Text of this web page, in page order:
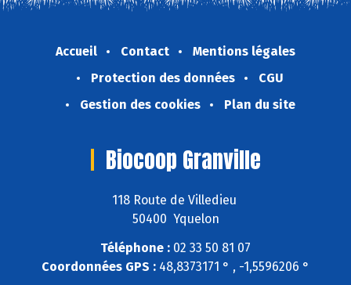
Accueil Contact
Mentions légales
Protection des données
CGU
Gestion des cookies
Plan du site
Biocoop Granville
118 Route de Villedieu
50400 Yquelon
Téléphone : 02 33 50 81 07
Coordonnées GPS : 48,8373171 ° , -1,5596206 °